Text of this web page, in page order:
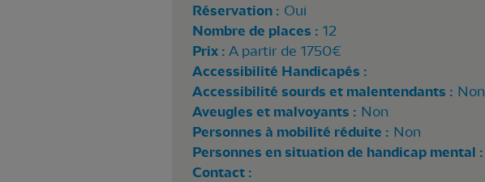
Réservation : Oui
Nombre de places : 12
Prix : A partir de 1750€
Accessibilité Handicapés :
Accessibilité sourds et malentendants : Non
Aveugles et malvoyants : Non
Personnes à mobilité réduite : Non
Personnes en situation de handicap mental :
Contact :